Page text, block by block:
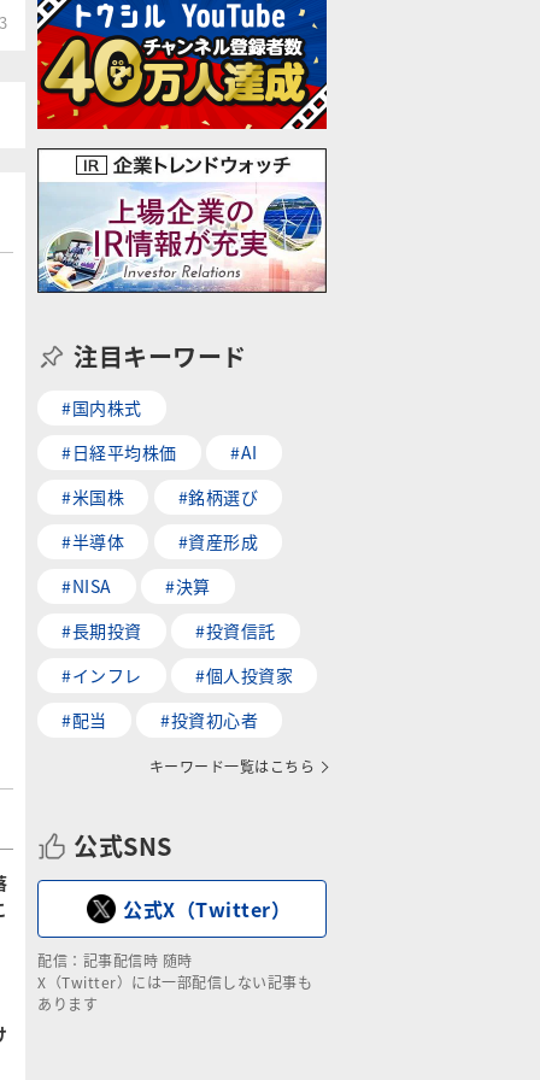
注目キーワード
#国内株式
#日経平均株価
#AI
#米国株
#銘柄選び
#半導体
#資産形成
#NISA
#決算
#長期投資
#投資信託
#インフレ
#個人投資家
#配当
#投資初心者
キーワード一覧はこちら
公式SNS
公式X（Twitter）
配信：記事配信時 随時
X（Twitter）には一部配信しない記事も
あります